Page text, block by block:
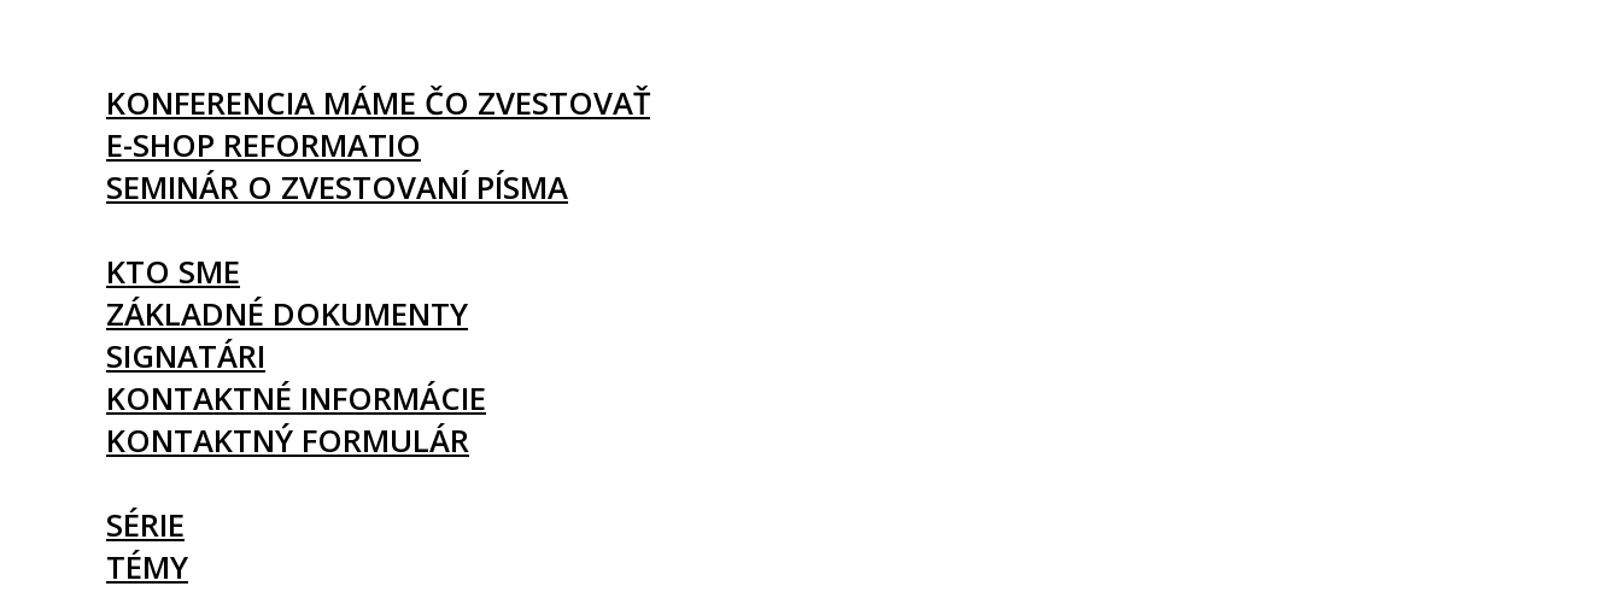
KONFERENCIA MÁME ČO ZVESTOVAŤ
E-SHOP REFORMATIO
SEMINÁR O ZVESTOVANÍ PÍSMA
KTO SME
ZÁKLADNÉ DOKUMENTY
SIGNATÁRI
KONTAKTNÉ INFORMÁCIE
KONTAKTNÝ FORMULÁR
SÉRIE
TÉMY